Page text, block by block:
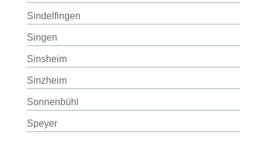
Sindelfingen
Singen
Sinsheim
Sinzheim
Sonnenbühl
Speyer